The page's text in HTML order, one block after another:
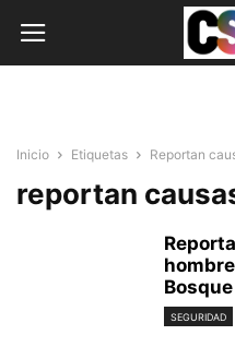
Inicio Etiquetas Reportan
reportan
Bosque
SEGURIDAD